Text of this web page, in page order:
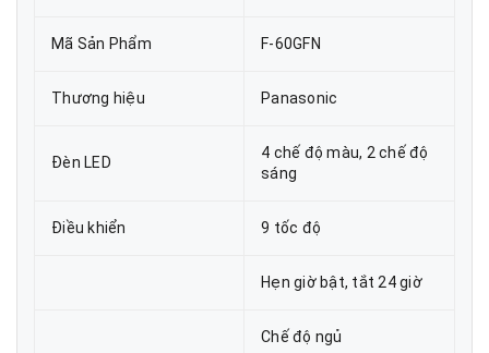
Mã Sản Phẩm F-60GFN
Thương hiệu Panasonic
Đèn LED
4 chế độ màu, 2 chế độ
sáng
Điều khiển 9 tốc độ
Hẹn giờ bật, tắt 24 giờ
Chế độ ngủ